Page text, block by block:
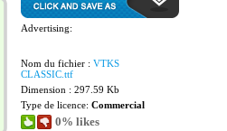
Advertising:
Nom du fichier : VTKS
CLASSIC.ttf
Dimension : 297.59 Kb
Type de licence: Commercial
0% likes